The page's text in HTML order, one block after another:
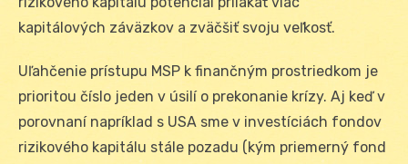
kapitálových záväzkov a zväčšiť svoju veľkosť.
Uľahčenie prístupu MSP k finančným prostriedkom je
prioritou číslo jeden v úsilí o prekonanie krízy. Aj keď v
porovnaní napríklad s USA sme v investíciách fondov
rizikového kapitálu stále pozadu (kým priemerný fond